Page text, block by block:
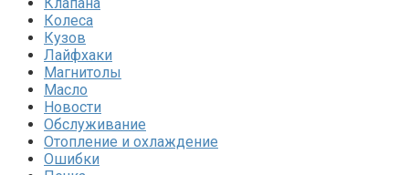
Колеса
Кузов
Лайфхаки
Магнитолы
Масло
Новости
Обслуживание
Отопление и охлаждение
Ошибки